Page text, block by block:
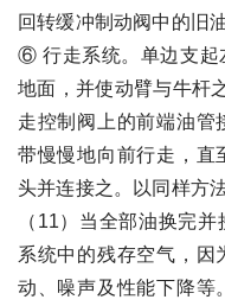
回转缓冲制动阀中的旧油
⑥ 行走系统。单边支起
地面，并使动臂与牛杆
走控制阀上的前端油管
带慢慢地向前行走，直
头并连接之。以同样方
（11）当全部油换完
系统中的残存空气，因
动、噪声及性能下降等